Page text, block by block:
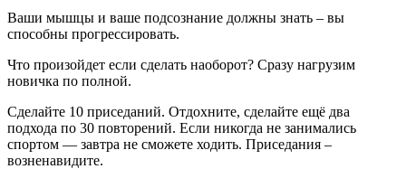
Ваши мышцы и ваше подсознание должны знать – вы
способны прогрессировать.
Что произойдет если сделать наоборот? Сразу нагрузим
новичка по полной.
Сделайте 10 приседаний. Отдохните, сделайте ещё два
подхода по 30 повторений. Если никогда не занимались
спортом — завтра не сможете ходить. Приседания –
возненавидите.